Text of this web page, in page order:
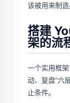
该被用来制
搭建
架的流
一个实用框
动、复盘”六
止条件。